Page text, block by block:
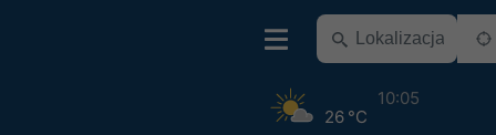
26 °C
10:05